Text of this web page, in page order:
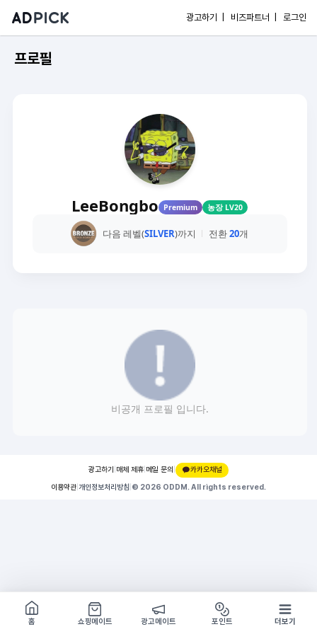
광고하기 | 비즈파트너 | 로그인
프로필
LeeBongbo Premium 농장 LV20
다음 레벨(SILVER)까지 전환20개
비공개 프로필 입니다.
광고하기 매체 제휴 메일 문의 |
카카오채널
이용약관 개인정보처리방침 © 2026 ODDM. All rights reserved.
쇼핑몰 구경하기
방문시 1G
홈
쇼핑메이트 광고메이트 포인트 더보기